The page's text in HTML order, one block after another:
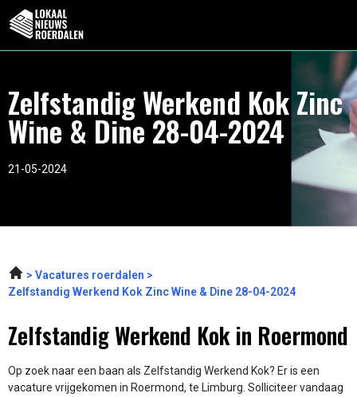
Zelfstandig Werkend Kok Zinc
Wine & Dine 28-04-2024
21-05-2024
Vacatures roerdalen
Zelfstandig Werkend Kok Zinc Wine & Dine 28-04-2024
Zelfstandig Werkend Kok in Roermond
Op zoek naar een baan als Zelfstandig Werkend Kok? Er is een
vacature vrijgekomen in Roermond, te Limburg. Solliciteer vandaag